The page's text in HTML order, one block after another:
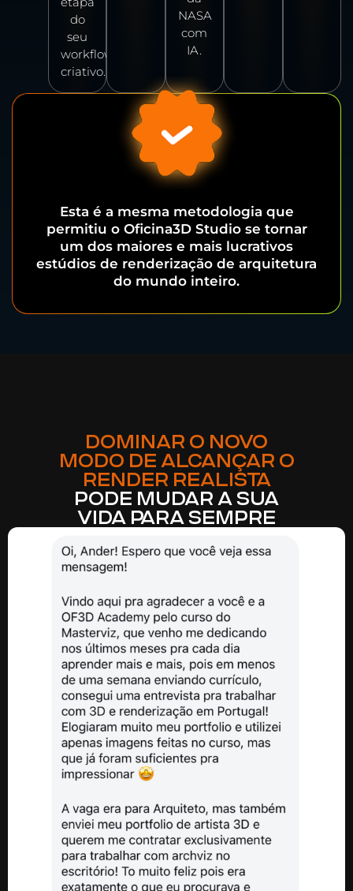
do
seu
workflow
criativo.
NASA
com
IA.
Esta é a mesma metodologia que
permitiu o Oficina3D Studio se tornar
um dos maiores e mais lucrativos
estúdios de renderização de arquitetura
do mundo inteiro.
DOMINAR O NOVO
MODO DE ALCANÇAR O
RENDER REALISTA
PODE MUDAR A SUA
VIDA PARA SEMPRE